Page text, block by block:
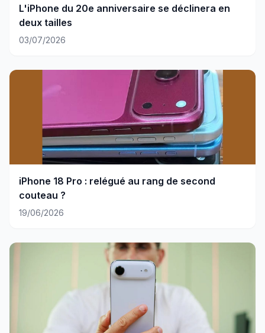
L'iPhone du 20e anniversaire se déclinera en
deux tailles
03/07/2026
iPhone 18 Pro : relégué au rang de second
couteau ?
19/06/2026